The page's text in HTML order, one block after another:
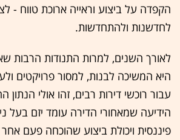
הקפדה על ביצוע וראייה ארוכת טווח -
לחדשנות ולהתחדשות.
לאורך השנים, למרות התנודות הרבות
היא המשיכה לבנות, למסור פרויקטים
עבור רוכשי דירות רבים, זהו אולי הנתון
הידיעה שמאחורי הדירה עומד יזם בעל
פיננסית ויכולת ביצוע שהוכחה פעם